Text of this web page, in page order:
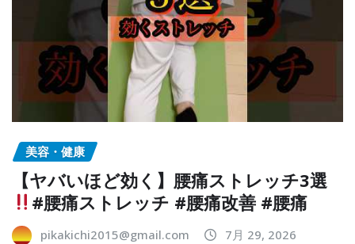
美容・健康
【ヤバいほど効く】腰痛ストレッチ3選
#腰痛ストレッチ #腰痛改善 #腰痛
pikakichi2015@gmail.com 7月 29, 2026